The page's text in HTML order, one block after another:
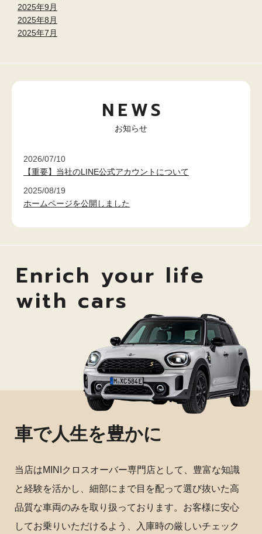
2025年9月
2025年8月
2025年7月
NEWS
お知らせ
2026/07/10
【重要】当社のLINE公式アカウントについて
2025/08/19
ホームページを公開しました
Enrich your life
with cars
車で人生を豊かに
当店はMINIクロスオーバー専門店として、豊富な知識
と経験を活かし、細部にまで目を配って選び抜いた高
品質な車両のみを取り扱っております。お客様に安心
してお乗りいただけるよう、入庫時の厳しいチェック